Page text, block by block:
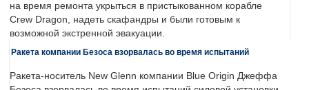
на время ремонта укрыться в пристыкованном корабле
Crew Dragon, надеть скафандры и были готовым к
возможной экстренной эвакуации.
Ракета компании Безоса взорвалась во время испытаний
Ракета-носитель New Glenn компании Blue Origin Джеффа